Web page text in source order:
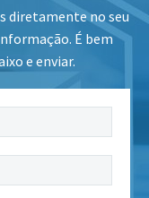
diretamente no seu
É bem
e enviar.